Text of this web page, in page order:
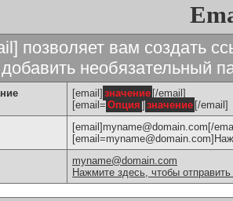
позволяет вам создать
необязательный
[email] значение [/email]
[email= Опция ] значение [/email]
[email]myname@domain.com[/
myname@domain.com
Нажмите здесь, чтобы